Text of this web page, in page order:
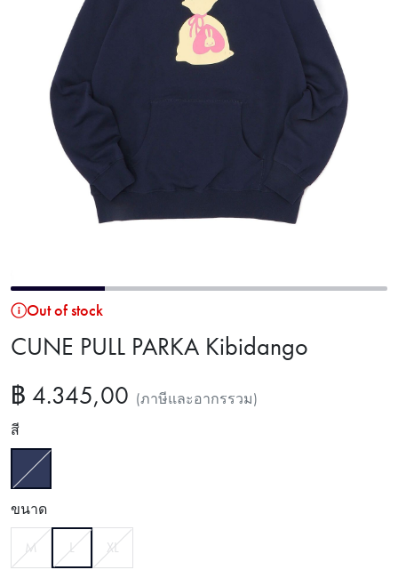
Out of stock
CUNE PULL PARKA Kibidango
฿ 4.345,00 (ภาษีและอากรรวม)
สี
ขนาด
M L เลือกแล้ว
XL